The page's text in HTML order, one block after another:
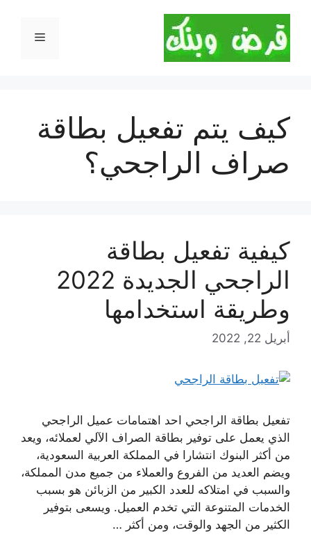
المحتوى
القائمة
كيف يتم تفعيل بطاقة
صراف الراجحي؟
كيفية تفعيل بطاقة
الراجحي الجديدة 2022
وطريقة استخدامها
أبريل 22, 2022
تفعيل بطاقة الراجحي احد اهتمامات عميل الراجحي
الذي يعمل على توفير بطاقة الصراف الآلي لعملائه، ويعد
من أكثر البنوك انتشارا في المملكة العربية السعودية،
ويضم العديد من الفروع والعملاء من جميع مدن المملكة،
والسبب في امتلاكه للعدد الكبير من الزبائن هو بسبب
الخدمات المتنوعة التي تخدم العميل. ويسعى بتوفير
الكثير من الجهد والوقت، ومن أكثر …